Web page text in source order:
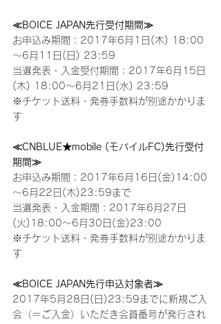
≪BOICE JAPAN先行受付期間≫
お申込み期間：2017年6月1日(木) 18:00
～6月11日(日) 23:59
当選発表・入金受付期間：2017年6月15日
(木) 18:00～6月21日(水) 23:59
※チケット送料・発券手数料が別途かかりま
す
≪CNBLUE★mobile (モバイルFC)先行受付
期間≫
お申込み期間：2017年6月16日(金)14:00
～6月22日(木)23:59まで
当選発表・入金期間：2017年6月27日
(火)18:00～6月30日(金)23:00
※チケット送料・発券手数料が別途かかりま
す
≪BOICE JAPAN先行申込対象者≫
2017年5月28日(日)23:59までに新規ご入
会（＝ご入金）いただき会員番号が発行され